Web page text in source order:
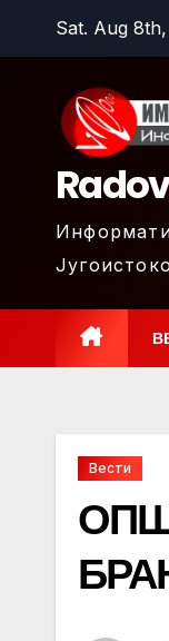
Sat. Aug
Вести